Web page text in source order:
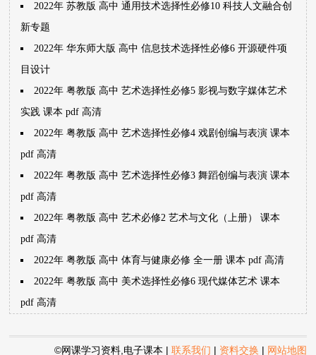
2022年 苏教版 高中 通用技术选择性必修10 科技人文融合创
新专题
2022年 华东师大版 高中 信息技术选择性必修6 开源硬件项
目设计
2022年 粤教版 高中 艺术选择性必修5 影视与数字媒体艺术
实践 课本 pdf 高清
2022年 粤教版 高中 艺术选择性必修4 戏剧创编与表演 课本
pdf 高清
2022年 粤教版 高中 艺术选择性必修3 舞蹈创编与表演 课本
pdf 高清
2022年 粤教版 高中 艺术必修2 艺术与文化（上册） 课本
pdf 高清
2022年 粤教版 高中 体育与健康必修 全一册 课本 pdf 高清
2022年 粤教版 高中 美术选择性必修6 现代媒体艺术 课本
pdf 高清
©网课学习资料,电子课本 | 联系我们 | 资料交换 | 网站地图